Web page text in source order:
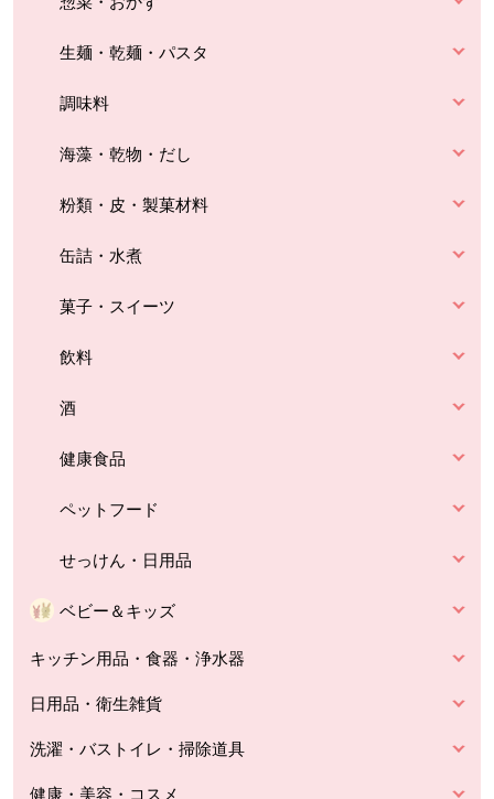
生麺・乾麺・パスタ
調味料
海藻・乾物・だし
粉類・皮・製菓材料
缶詰・水煮
菓子・スイーツ
飲料
酒
健康食品
ペットフード
せっけん・日用品
ベビー＆キッズ
キッチン用品・食器・浄水器
日用品・衛生雑貨
洗濯・バストイレ・掃除道具
健康・美容・コスメ